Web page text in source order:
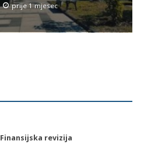
prije 1 mjesec
Finansijska revizija